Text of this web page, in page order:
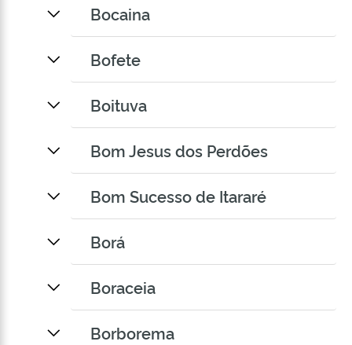
Bocaina
Bofete
Boituva
Bom Jesus dos Perdões
Bom Sucesso de Itararé
Borá
Boraceia
Borborema